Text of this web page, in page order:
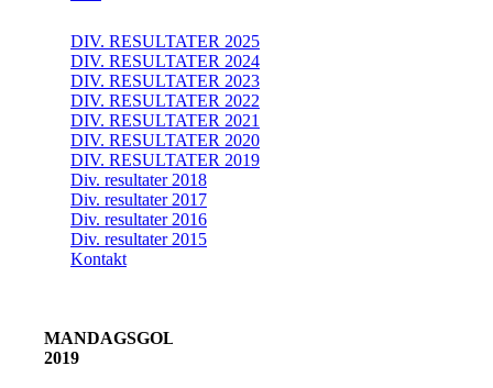
DIV. RESULTATER 2025
DIV. RESULTATER 2024
DIV. RESULTATER 2023
DIV. RESULTATER 2022
DIV. RESULTATER 2021
DIV. RESULTATER 2020
DIV. RESULTATER 2019
Div. resultater 2018
Div. resultater 2017
Div. resultater 2016
Div. resultater 2015
Kontakt
MANDAGSGOLFERE
2019